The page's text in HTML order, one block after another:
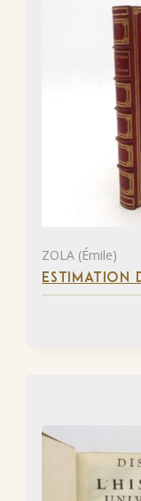
ZOLA (Émile)
ESTIMATION